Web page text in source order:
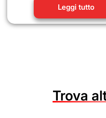
Leggi tutto
Trova